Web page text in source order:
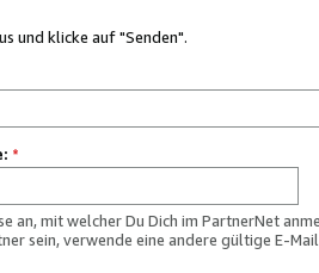
und klicke auf "Senden".
*
an, mit welcher Du Dich im PartnerNet
sein, verwende eine andere gültige E-